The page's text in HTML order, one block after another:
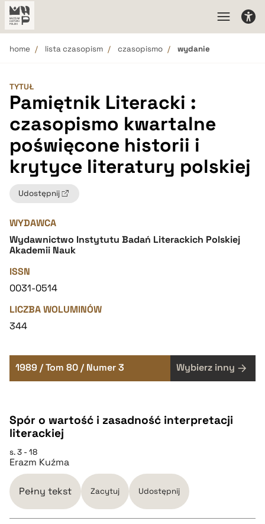
home lista czasopism czasopismo wydanie
TYTUŁ
Pamiętnik Literacki :
czasopismo kwartalne
poświęcone historii i
krytyce literatury polskiej
Udostępnij
WYDAWCA
Wydawnictwo Instytutu Badań Literackich Polskiej
Akademii Nauk
ISSN
0031-0514
LICZBA WOLUMINÓW
344
1989 / Tom 80 / Numer 3 Wybierz inny
Spór o wartość i zasadność interpretacji
literackiej
s. 3 - 18
Erazm Kuźma
Pełny tekst Zacytuj Udostępnij